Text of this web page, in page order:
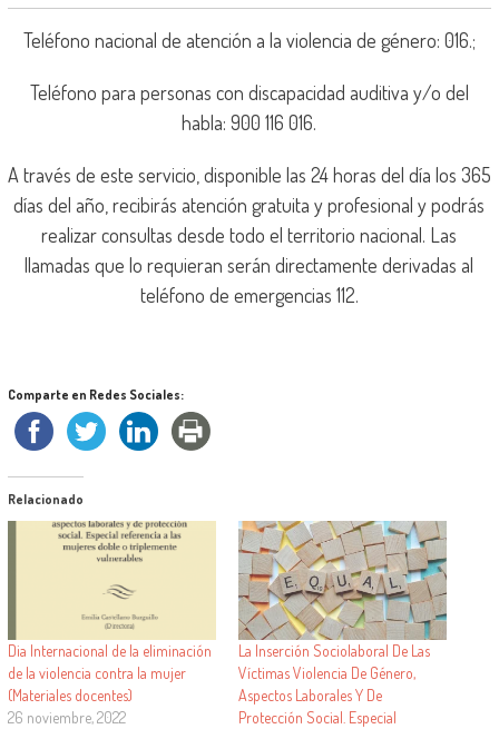
Teléfono nacional de atención a la violencia de género: 016.;
Teléfono para personas con discapacidad auditiva y/o del
habla: 900 116 016.
A través de este servicio, disponible las 24 horas del día los 365
días del año, recibirás atención gratuita y profesional y podrás
realizar consultas desde todo el territorio nacional. Las
llamadas que lo requieran serán directamente derivadas al
teléfono de emergencias 112.
Comparte en Redes Sociales:
Relacionado
Dia Internacional de la eliminación
de la violencia contra la mujer
(Materiales docentes)
26 noviembre, 2022
La Inserción Sociolaboral De Las
Víctimas Violencia De Género,
Aspectos Laborales Y De
Protección Social. Especial